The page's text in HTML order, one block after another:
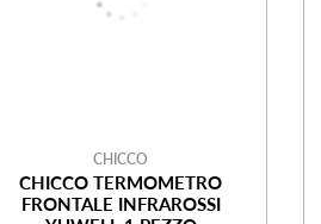
CHICCO
CHICCO TERMOMETRO
FRONTALE INFRAROSSI